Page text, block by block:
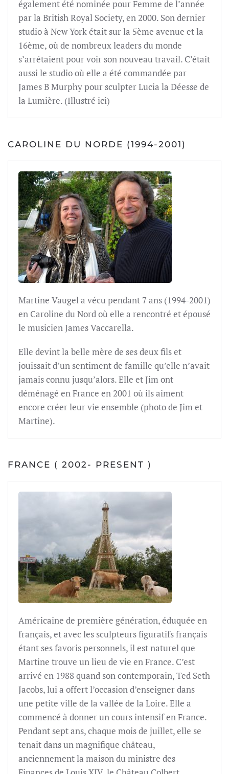
également été nominée pour Femme de l’année
par la British Royal Society, en 2000. Son dernier
studio à New York était sur la 5ème avenue et la
16ème, où de nombreux leaders du monde
s’arrêtaient pour voir son nouveau travail. C’était
aussi le studio où elle a été commandée par
James B Murphy pour sculpter Lucia la Déesse de
la Lumière. (Illustré ici)
CAROLINE DU NORDE (1994-2001)
Martine Vaugel a vécu pendant 7 ans (1994-2001)
en Caroline du Nord où elle a rencontré et épousé
le musicien James Vaccarella.
Elle devint la belle mère de ses deux fils et
jouissait d’un sentiment de famille qu’elle n’avait
jamais connu jusqu’alors. Elle et Jim ont
déménagé en France en 2001 où ils aiment
encore créer leur vie ensemble (photo de Jim et
Martine).
FRANCE ( 2002- PRESENT )
Américaine de première génération, éduquée en
français, et avec les sculpteurs figuratifs français
étant ses favoris personnels, il est naturel que
Martine trouve un lieu de vie en France. C’est
arrivé en 1988 quand son contemporain, Ted Seth
Jacobs, lui a offert l’occasion d’enseigner dans
une petite ville de la vallée de la Loire. Elle a
commencé à donner un cours intensif en France.
Pendant sept ans, chaque mois de juillet, elle se
tenait dans un magnifique château,
anciennement la maison du ministre des